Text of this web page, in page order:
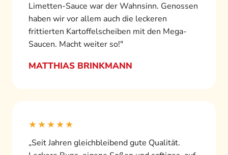
Limetten-Sauce war der Wahnsinn. Genossen
haben wir vor allem auch die leckeren
frittierten Kartoffelscheiben mit den Mega-
Saucen. Macht weiter so!"
MATTHIAS BRINKMANN
★★★★★
„Seit Jahren gleichbleibend gute Qualität.